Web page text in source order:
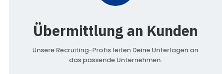
Übermittlung an Kunden
Unsere Recruiting-Profis leiten Deine Unterlagen an
das passende Unternehmen.